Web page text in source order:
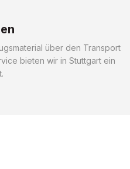
über den Transport
bieten wir in Stuttgart ein